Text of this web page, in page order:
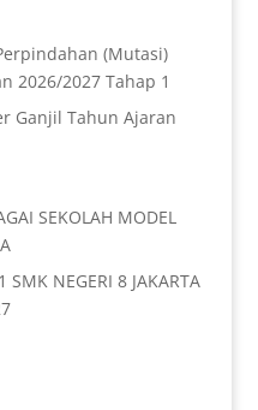
(Mutasi)
2026/2027 Tahap 1
Ganjil Tahun Ajaran
SEKOLAH MODEL
SMK NEGERI 8 JAKARTA